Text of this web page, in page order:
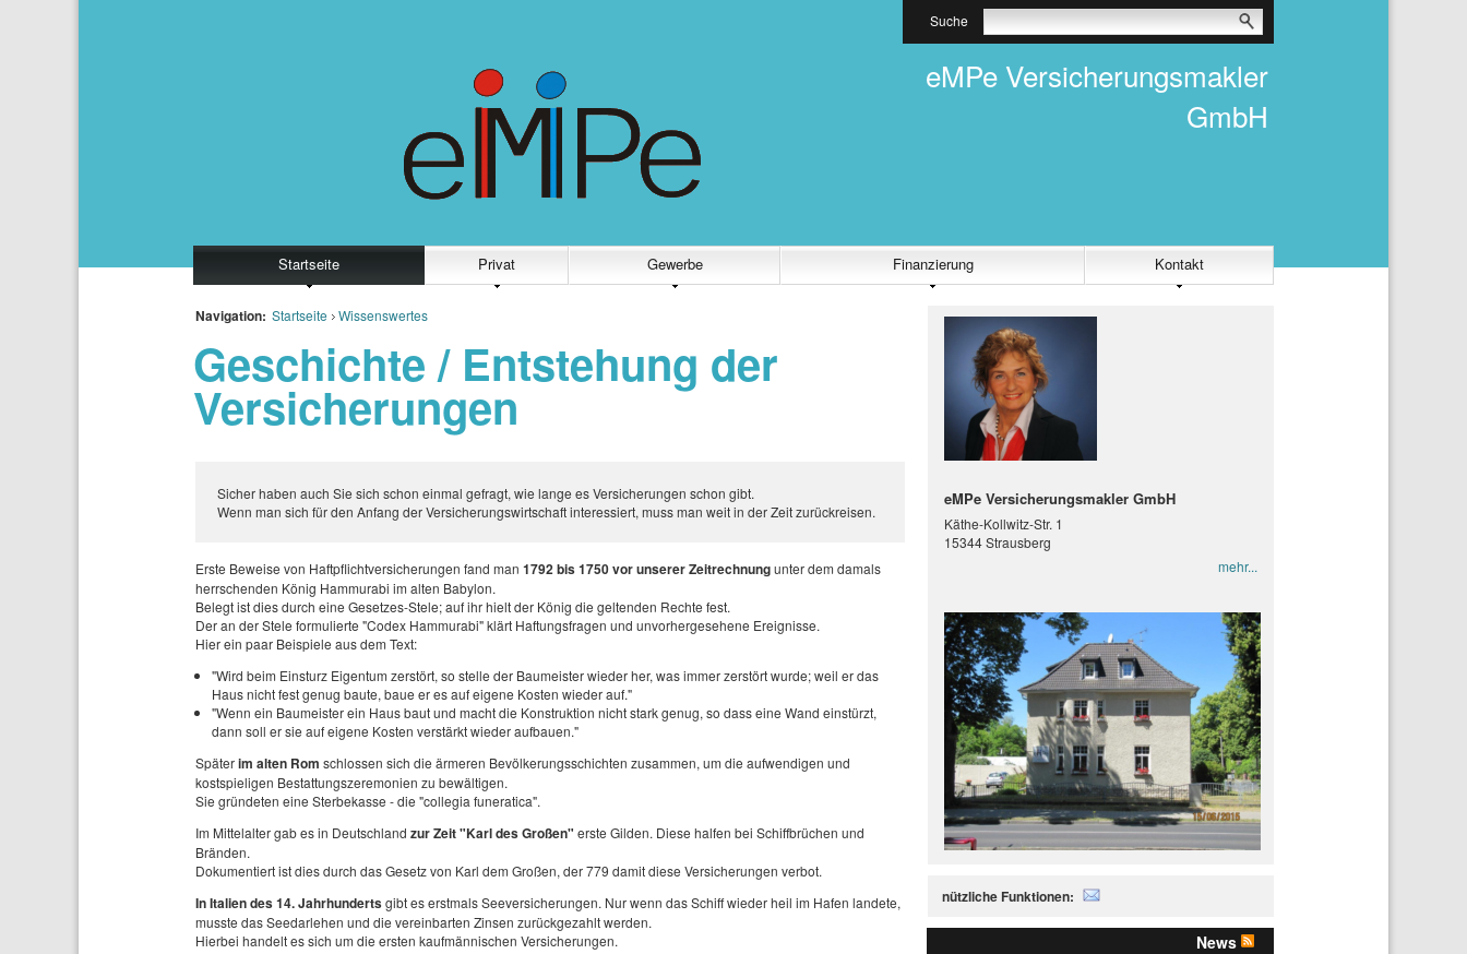
Suche
eMPe Versicherungsmakler
GmbH
Startseite Privat Gewerbe Finanzierung Kontakt
Navigation: Startseite Wissenswertes
Geschichte / Entstehung der
Versicherungen
Sicher haben auch Sie sich schon einmal gefragt, wie lange es Versicherungen schon gibt.
Wenn man sich für den Anfang der Versicherungswirtschaft interessiert, muss man weit in der Zeit zurückreisen.
Erste Beweise von Haftpflichtversicherungen fand man 1792 bis 1750 vor unserer Zeitrechnungunter dem damals
herrschenden König Hammurabi im alten Babylon.
Belegt ist dies durch eine Gesetzes-Stele; auf ihr hielt der König die geltenden Rechte fest.
Der an der Stele formulierte "Codex Hammurabi" klärt Haftungsfragen und unvorhergesehene Ereignisse.
Hier ein paar Beispiele aus dem Text:
"Wird beim Einsturz Eigentum zerstört, so stelle der Baumeister wieder her, was immer zerstört wurde; weil er das
Haus nicht fest genug baute, baue er es auf eigene Kosten wieder auf."
"Wenn ein Baumeister ein Haus baut und macht die Konstruktion nicht stark genug, so dass eine Wand einstürzt,
dann soll er sie auf eigene Kosten verstärkt wieder aufbauen."
Späterim alten Rom schlossen sich die ärmeren Bevölkerungsschichten zusammen, um die aufwendigen und
kostspieligen Bestattungszeremonien zu bewältigen.
Sie gründeten eine Sterbekasse - die "collegia funeratica".
Im Mittelalter gab es in Deutschland zur Zeit "Karl des Großen" erste Gilden. Diese halfen bei Schiffbrüchen und
Bränden.
Dokumentiert ist dies durch das Gesetz von Karl dem Großen, der 779 damit diese Versicherungen verbot.
In Italien des 14. Jahrhundertsgibt es erstmals Seeversicherungen. Nur wenn das Schiff wieder heil im Hafen landete,
musste das Seedarlehen und die vereinbarten Zinsen zurückgezahlt werden.
Hierbei handelt es sich um die ersten kaufmännischen Versicherungen.
eMPe Versicherungsmakler GmbH
Käthe-Kollwitz-Str. 1
15344 Strausberg
mehr...
nützliche Funktionen:
News